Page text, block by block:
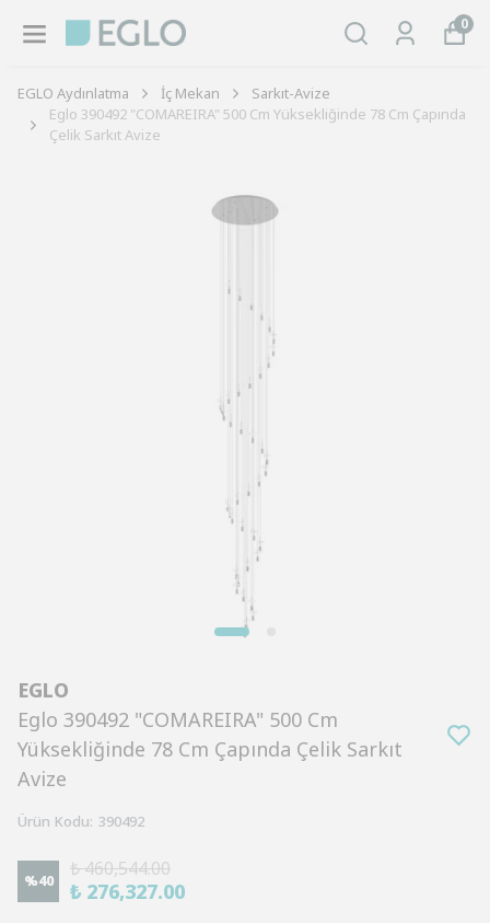
0
EGLO Aydınlatma İç Mekan
Sarkıt-Avize
Eglo 390492 "COMAREIRA" 500 Cm Yüksekliğinde 78 Cm Çapında
Çelik Sarkıt Avize
EGLO
Eglo 390492 "COMAREIRA" 500 Cm
Yüksekliğinde 78 Cm Çapında Çelik Sarkıt
Avize
Ürün Kodu: 390492
%40
₺ 460,544.00
₺ 276,327.00